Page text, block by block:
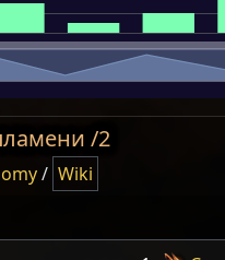
/2
/ Wiki